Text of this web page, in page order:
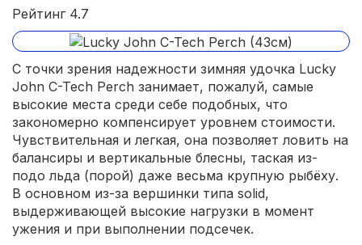
Рейтинг 4.7
С точки зрения надежности зимняя удочка Lucky
John C-Tech Perch занимает, пожалуй, самые
высокие места среди себе подобных, что
закономерно компенсирует уровнем стоимости.
Чувствительная и легкая, она позволяет ловить на
балансиры и вертикальные блесны, таская из-
подо льда (порой) даже весьма крупную рыбёху.
В основном из-за вершинки типа solid,
выдерживающей высокие нагрузки в момент
ужения и при выполнении подсечек.